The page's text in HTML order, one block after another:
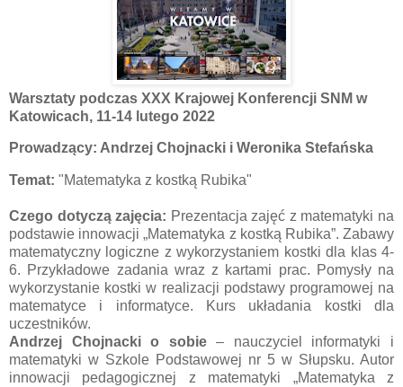
Warsztaty podczas XXX Krajowej Konferencji SNM w
Katowicach, 11-14 lutego 2022
Prowadzący: Andrzej Chojnacki i Weronika Stefańska
Temat: "Matematyka z kostką Rubika"
Czego dotyczą zajęcia: Prezentacja zajęć z matematyki na
podstawie innowacji „Matematyka z kostką Rubika”. Zabawy
matematyczny logiczne z wykorzystaniem kostki dla klas 4-
6. Przykładowe zadania wraz z kartami prac. Pomysły na
wykorzystanie kostki w realizacji podstawy programowej na
matematyce i informatyce. Kurs układania kostki dla
uczestników.
Andrzej Chojnacki o sobie– nauczyciel informatyki i
matematyki w Szkole Podstawowej nr 5 w Słupsku. Autor
innowacji pedagogicznej z matematyki „Matematyka z